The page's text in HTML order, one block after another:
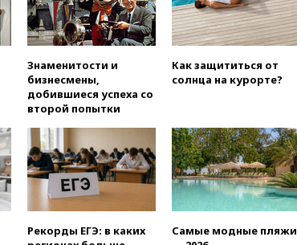
вчера, 21:10РФ не получала
обращений о прекращении
концессии строительства ж/д
в Армении
вчера, 21:00 В России вновь
обсуждают эксперимент по
вчера, 20:45Матвиенко:
россиянам могут
рекомендовать не посещать
Армению
вчера, 20:35ПВО за день
беспилотник над Россией
Знаменитости и
бизнесмены,
добившиеся успеха со
второй попытки
Как защититься от
солнца на курорте?
Рекорды ЕГЭ: в каких
Самые модные пляжи